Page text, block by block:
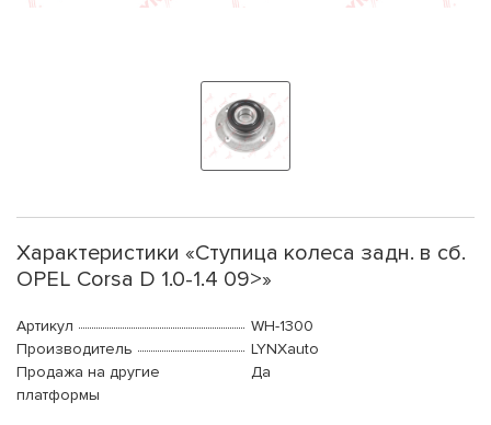
Характеристики «Ступица колеса задн. в сб.
OPEL Corsa D 1.0-1.4 09>»
Артикул
WH-1300
Производитель
LYNXauto
Продажа на другие
платформы
Да